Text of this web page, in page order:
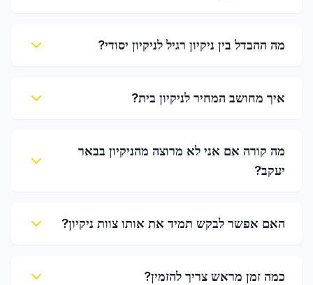
מה ההבדל בין ניקיון רגיל לניקיון יסודי?
איך מחושב המחיר לניקיון בית?
מה קורה אם אני לא מרוצה מהניקיון בבאר
יעקב?
האם אפשר לבקש תמיד את אותו צוות ניקיון?
כמה זמן מראש צריך להזמין?